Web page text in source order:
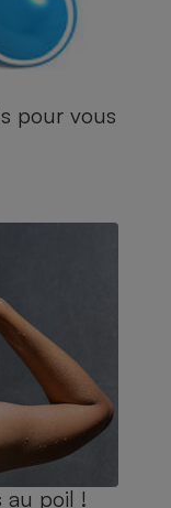
pour vous
au poil !